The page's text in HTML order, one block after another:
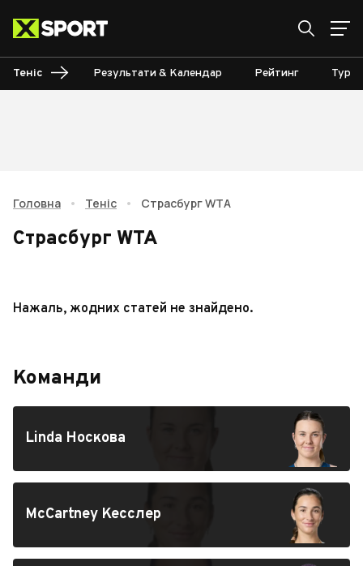
Теніс Результати & Календар Рейтинг
Головна • Теніс • Страсбург WTA
Страсбург WTA
Нажаль, жодних статей не знайдено.
Команди
Linda Носкова
McCartney Кесслер